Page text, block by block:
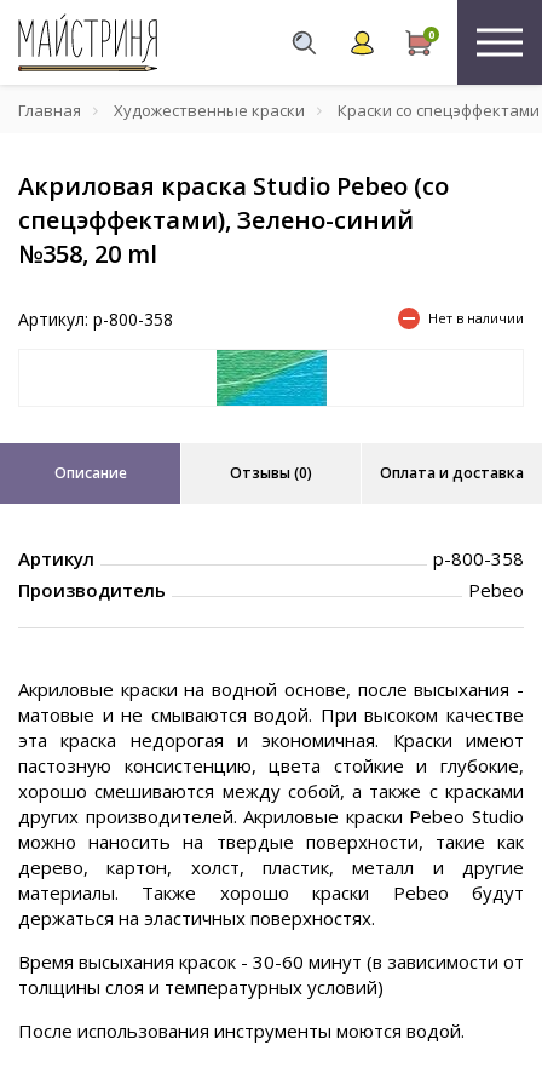
0
Главная Художественные краски Краски со спецэффектами
Акриловая краска Studio Pebeo (со
спецэффектами), Зелено-синий
№358, 20 ml
Артикул: p-800-358 Нет в наличии
Описание Отзывы (0) Оплата и доставка
Артикул
p-800-358
Производитель
Pebeo
Акриловые краски на водной основе, после высыхания -
матовые и не смываются водой. При высоком качестве
эта краска недорогая и экономичная. Краски имеют
пастозную консистенцию, цвета стойкие и глубокие,
хорошо смешиваются между собой, а также с красками
других производителей. Акриловые краски Pebeo Studio
можно наносить на твердые поверхности, такие как
дерево, картон, холст, пластик, металл и другие
материалы. Также хорошо краски Pebeo будут
держаться на эластичных поверхностях.
Время высыхания красок - 30-60 минут (в зависимости от
толщины слоя и температурных условий)
После использования инструменты моются водой.